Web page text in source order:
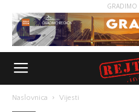
GRADIMO
Naslovnica Vijesti